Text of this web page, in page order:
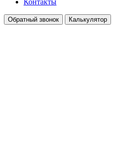
Контакты
Обратный звонок Калькулятор